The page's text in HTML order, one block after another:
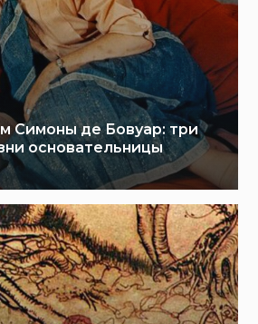
Симоны де Бовуар: три
основательницы